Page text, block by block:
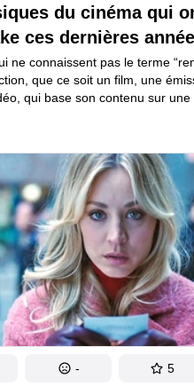
du cinéma qui
ces dernières
ne connaissent pas le terme
que ce soit un film, une
qui base son contenu sur
Il raconte la même
parfois d’un autre point de vue, en
éléments différents pour
final.
- 5